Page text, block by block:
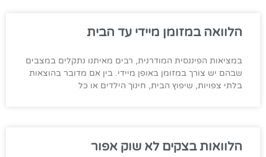
הלוואה במזומן מיידי עד הבית
במציאות הפיננסית המודרנית, רבים מאיתנו נתקלים במצבים
שבהם יש צורך במזומן באופן מיידי. בין אם מדובר בהוצאות
בלתי צפויות, שיפוץ הבית, חינוך הילדים או כל
הלוואות בצקים לא שוק אפור